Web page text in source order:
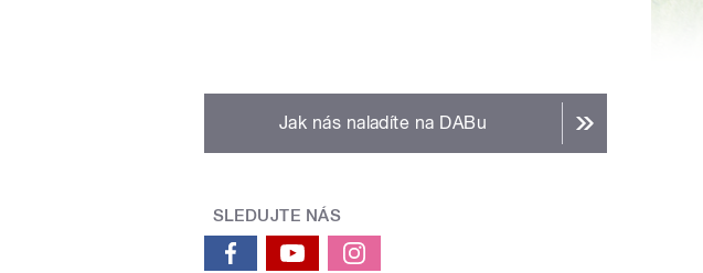
Jak nás naladíte na DABu
SLEDUJTE NÁS